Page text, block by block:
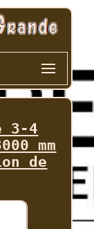
3-4
mm
de